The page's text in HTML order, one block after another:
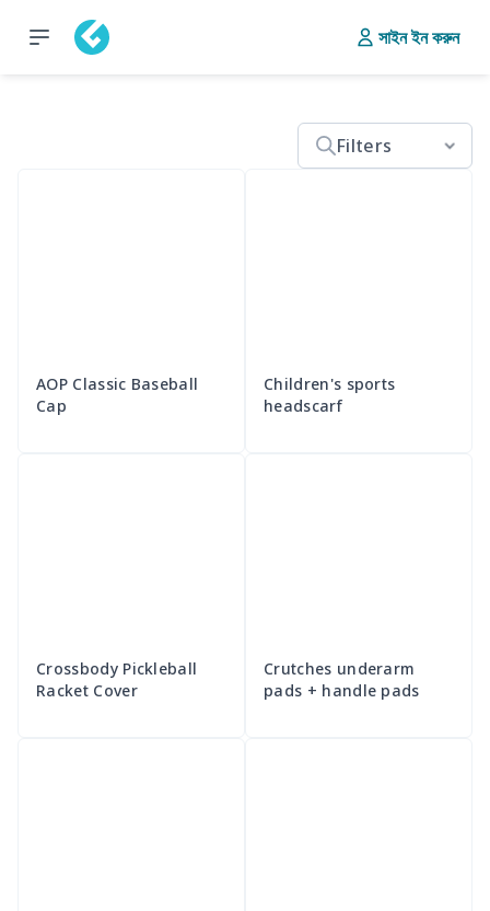
সাইন ইন করুন
Filters
AOP Classic Baseball
Cap
Children's sports
headscarf
Crossbody Pickleball
Racket Cover
Crutches underarm
pads + handle pads